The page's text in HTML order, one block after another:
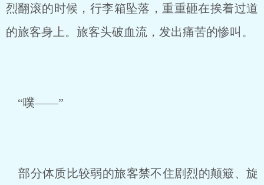
烈翻滚的时候，行李箱坠落，重重砸在挨着过道
的旅客身上。旅客头破血流，发出痛苦的惨叫。
“噗——”
部分体质比较弱的旅客禁不住剧烈的颠簸、旋